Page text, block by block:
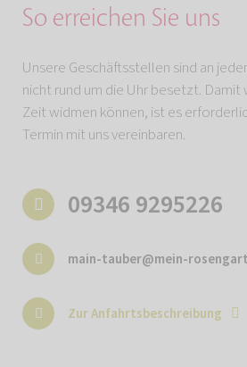
So erreichen Sie uns
Unsere Geschäftsstellen sind an
nicht rund um die Uhr besetzt. Damit
Zeit widmen können, ist es
Termin mit uns vereinbaren.
09346 9295226
main-tauber@mein-
Zur Anfahrtsbeschreibung